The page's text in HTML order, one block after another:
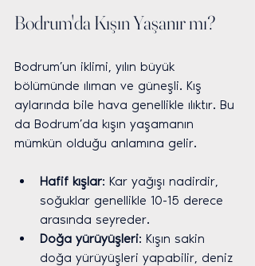
Bodrum'da Kışın Yaşanır mı?
Bodrum’un iklimi, yılın büyük
bölümünde ılıman ve güneşli. Kış
aylarında bile hava genellikle ılıktır. Bu
da Bodrum’da kışın yaşamanın
mümkün olduğu anlamına gelir.
Hafif kışlar: Kar yağışı nadirdir,
soğuklar genellikle 10-15 derece
arasında seyreder.
Doğa yürüyüşleri: Kışın sakin
doğa yürüyüşleri yapabilir, deniz